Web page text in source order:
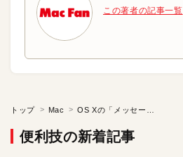
この著者の記事一覧
トップ Mac
便利技の新着記事